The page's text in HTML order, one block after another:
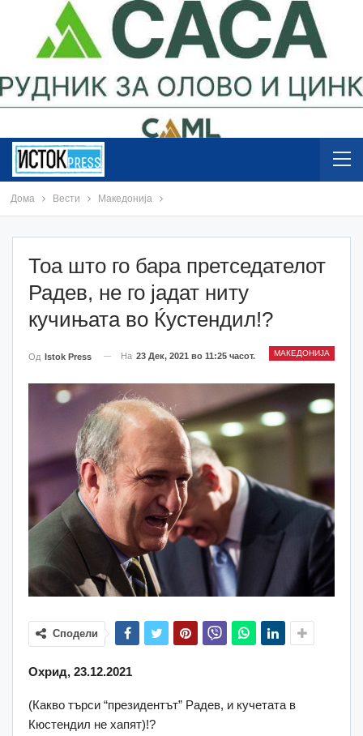
Дома Вести Македонија
Тоа што го бара претседателот
Радев, не го јадат ниту
кучињата во Ќустендил!?
МАКЕДОНИЈА
Од Istok Press На 23 Дек, 2021 во 11:25 часот.
Сподели
Oхрид, 23.12.2021
(Какво търси “президентът” Радев, и кучетата в
Кюстендил не хапят)!?